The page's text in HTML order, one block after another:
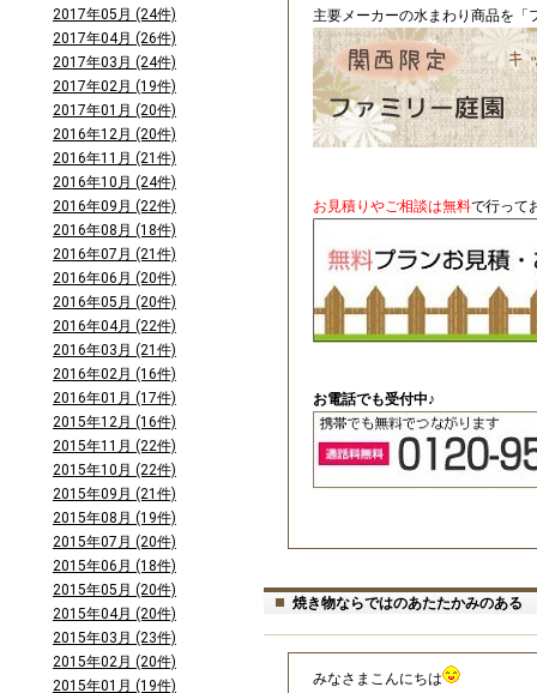
主要メーカーの水まわり商品を「
お見積りやご相談は無料で行って
お電話でも受付中♪
焼き物ならではのあたたかみのある
みなさまこんにちは
2017年05月 (24件)
2017年04月 (26件)
2017年03月 (24件)
2017年02月 (19件)
2017年01月 (20件)
2016年12月 (20件)
2016年11月 (21件)
2016年10月 (24件)
2016年09月 (22件)
2016年08月 (18件)
2016年07月 (21件)
2016年06月 (20件)
2016年05月 (20件)
2016年04月 (22件)
2016年03月 (21件)
2016年02月 (16件)
2016年01月 (17件)
2015年12月 (16件)
2015年11月 (22件)
2015年10月 (22件)
2015年09月 (21件)
2015年08月 (19件)
2015年07月 (20件)
2015年06月 (18件)
2015年05月 (20件)
2015年04月 (20件)
2015年03月 (23件)
2015年02月 (20件)
2015年01月 (19件)